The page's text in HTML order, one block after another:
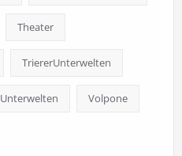
Theater
TriererUnterwelten
Unterwelten Volpone